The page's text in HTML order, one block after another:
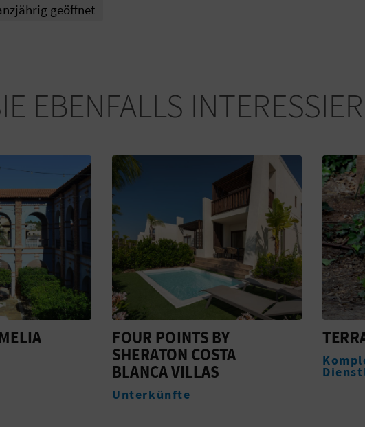
geöffnet
EBENFALLS
FOUR POINTS BY
SHERATON COSTA
BLANCA VILLAS
Unterkünfte